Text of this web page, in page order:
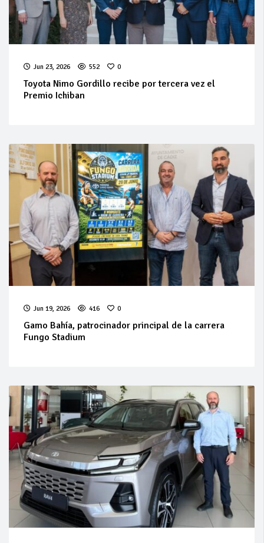
Jun 23, 2026 552 0
Toyota Nimo Gordillo recibe por tercera vez el
Premio Ichiban
Jun 19, 2026 416 0
Gamo Bahía, patrocinador principal de la carrera
Fungo Stadium